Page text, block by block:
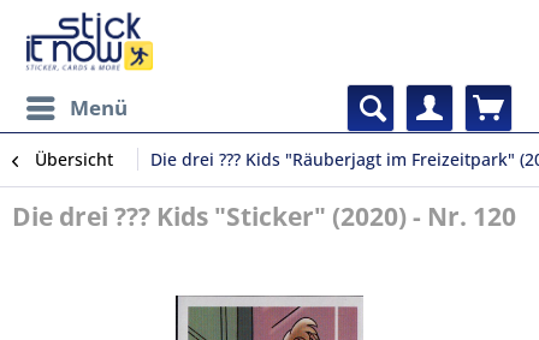
Menü
Übersicht Die drei ??? Kids "Räuberjagt im Freizeitpark"
Die drei ??? Kids "Sticker" (2020) - Nr. 120